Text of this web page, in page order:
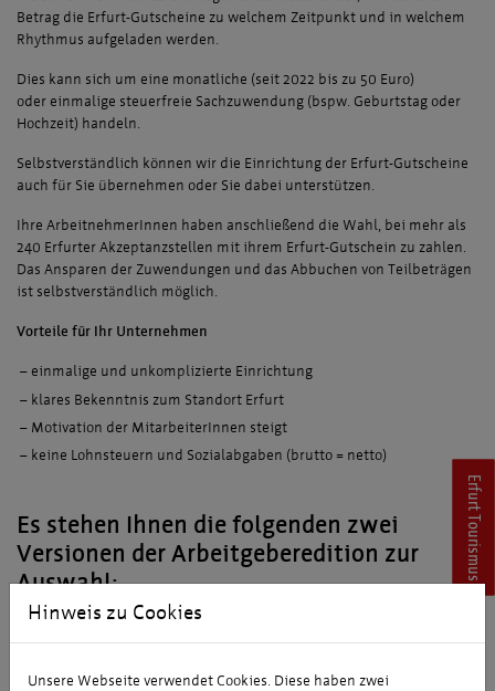
Betrag die Erfurt-Gutscheine zu welchem Zeitpunkt und in welchem
Rhythmus aufgeladen werden.
Dies kann sich um eine monatliche (seit 2022 bis zu 50 Euro)
oder einmalige steuerfreie Sachzuwendung (bspw. Geburtstag oder
Hochzeit) handeln.
Selbstverständlich können wir die Einrichtung der Erfurt-Gutscheine
auch für Sie übernehmen oder Sie dabei unterstützen.
Ihre ArbeitnehmerInnen haben anschließend die Wahl, bei mehr als
240 Erfurter Akzeptanzstellen mit ihrem Erfurt-Gutschein zu zahlen.
Das Ansparen der Zuwendungen und das Abbuchen von Teilbeträgen
ist selbstverständlich möglich.
Vorteile für Ihr Unternehmen
einmalige und unkomplizierte Einrichtung
klares Bekenntnis zum Standort Erfurt
Motivation der MitarbeiterInnen steigt
keine Lohnsteuern und Sozialabgaben (brutto = netto)
Es stehen Ihnen die folgenden zwei
Versionen der Arbeitgeberedition zur
Auswahl:
Erfurt Tourismus
Hinweis zu Cookies
Unsere Webseite verwendet Cookies. Diese haben zwei